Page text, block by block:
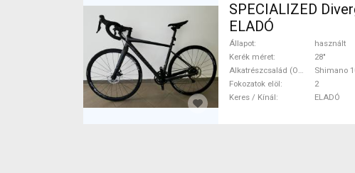
SPECIALIZED
ELADÓ
Állapot
használt
Kerék méret
28"
Alkatrészcsalád (Outi)
Shimano
Fokozatok elöl
2
Keres / Kínál
ELADÓ